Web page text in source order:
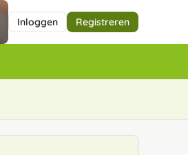
Inloggen Registreren